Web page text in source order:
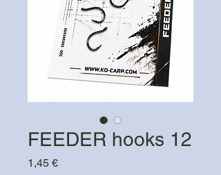
FEEDER hooks 12
1,45 €Cijena